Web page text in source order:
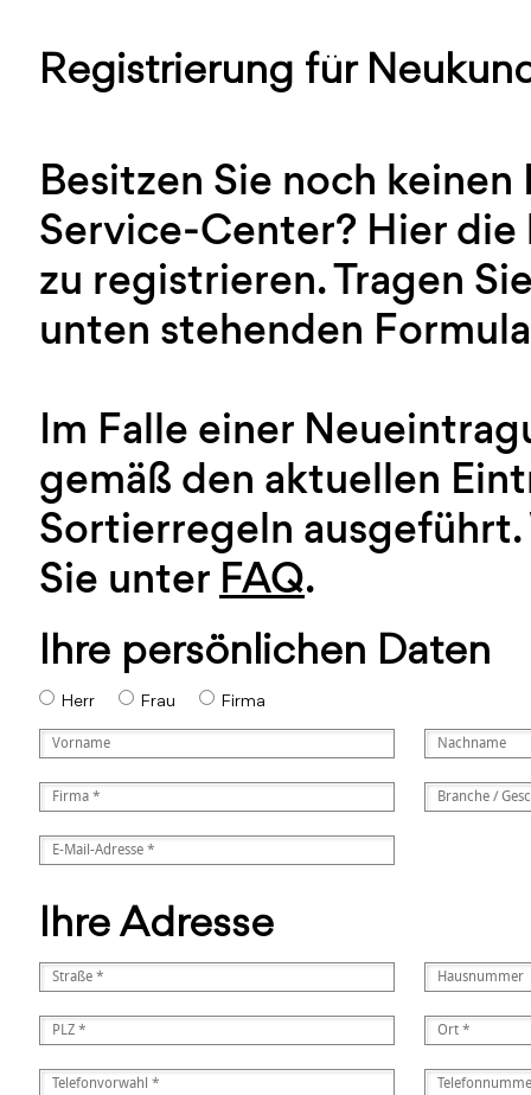
Registrierung für
Besitzen Sie noch
Service-Center? Hier
zu registrieren. Tragen
unten stehenden
Im Falle einer
gemäß den aktuellen
Sortierregeln
Sie unter FAQ.
Ihre persönlichen Daten
Herr Frau Firma
Ihre Adresse